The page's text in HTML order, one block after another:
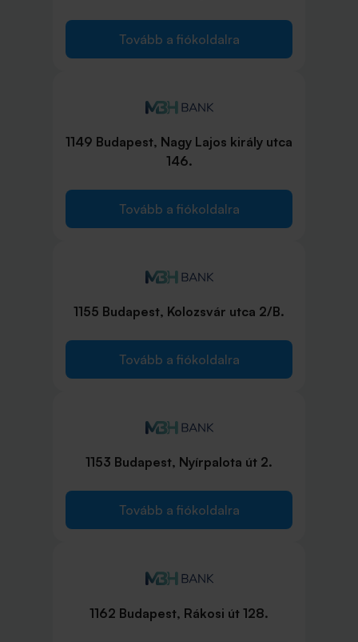
Tovább a fiókoldalra
1149 Budapest, Nagy Lajos király utca
146.
Tovább a fiókoldalra
1155 Budapest, Kolozsvár utca 2/B.
Tovább a fiókoldalra
1153 Budapest, Nyírpalota út 2.
Tovább a fiókoldalra
1162 Budapest, Rákosi út 128.